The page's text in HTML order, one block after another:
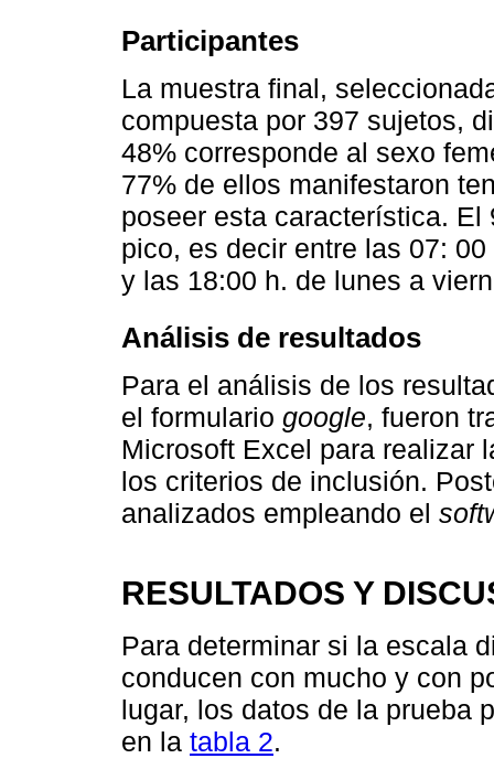
Participantes
La muestra final,
compuesta por 397 sujetos,
48% corresponde al sexo
77% de ellos manifestaron
poseer esta característica.
pico, es decir entre las 07:
y las 18:00 h. de lunes a
Análisis de resultados
Para el análisis de los
el formulario google, fueron
Microsoft Excel para realizar
los criterios de inclusión.
analizados empleando el
RESULTADOS Y
Para determinar si la escala
conducen con mucho y con
lugar, los datos de la prueba
en la tabla 2.